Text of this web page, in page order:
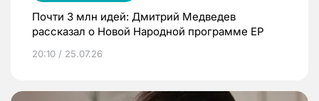
Почти 3 млн идей: Дмитрий Медведев
рассказал о Новой Народной программе ЕР
20:10 / 25.07.26